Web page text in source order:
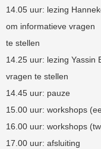
14.05 uur: lezing
om informatieve vragen
te stellen
14.25 uur: lezing Yassin
vragen te stellen
14.45 uur: pauze
15.00 uur: workshops
16.00 uur: workshops
17.00 uur: afsluiting